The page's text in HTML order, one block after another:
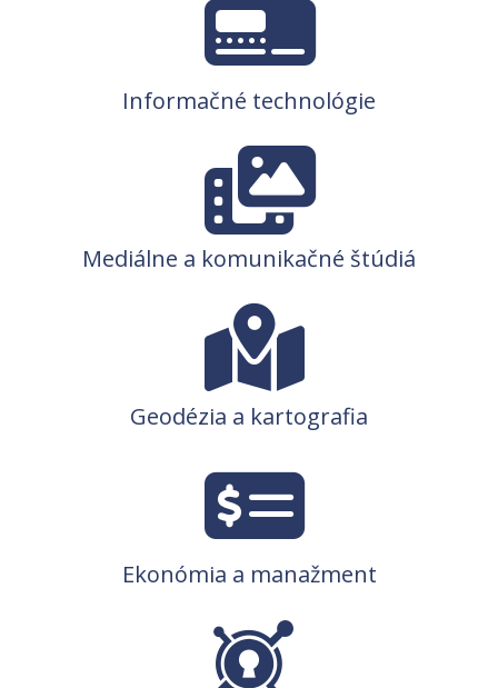
Informačné technológie
Mediálne a komunikačné štúdiá
Geodézia a kartografia
Ekonómia a manažment